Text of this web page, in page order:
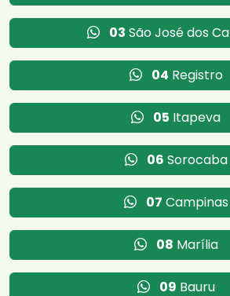
03 São José dos
04 Registro
05 Itapeva
06 Sorocaba
07 Campinas
08 Marília
09 Bauru